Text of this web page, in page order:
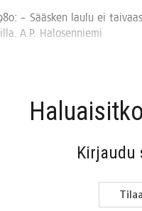
– Sääs­ken lau­lu ei
A.P. Halosenniemi
Kir­jau­du
Tilaa